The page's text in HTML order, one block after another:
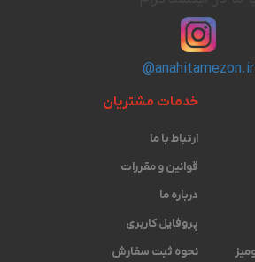
@anahitamezon.ir
خدمات مشتریان
ارتباط با ما
قوانین و مقررات
درباره ما
پروفایل کاربری
نحوه ثبت سفارش